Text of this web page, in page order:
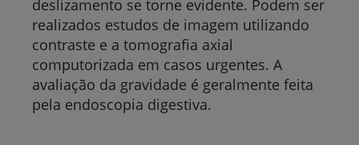
deslizamento se torne evidente. Podem ser
realizados estudos de imagem utilizando
contraste e a tomografia axial
computorizada em casos urgentes. A
avaliação da gravidade é geralmente feita
pela endoscopia digestiva.